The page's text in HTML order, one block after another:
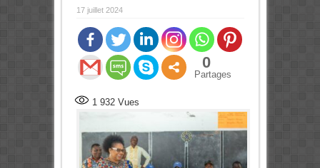
17 juillet 2024
0
Partages
1 932Vues